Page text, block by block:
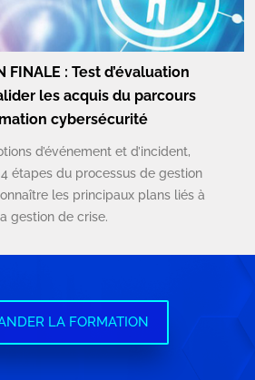
FINALE : Test d’évaluation
les acquis du parcours
cybersécurité
d’événement et d’incident,
étapes du processus de gestion
les principaux plans liés à
la gestion de crise.
LA FORMATION